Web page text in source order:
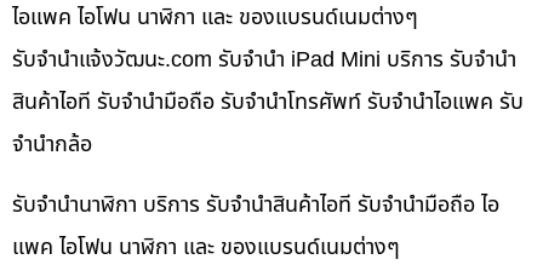
ไอแพค ไอโฟน นาฬิกา และ ของแบรนด์เนมต่างๆ
รับจํานําแจ้งวัฒนะ.com รับจำนำ iPad Mini บริการ รับจำนำ
สินค้าไอที รับจำนำมือถือ รับจำนำโทรศัพท์ รับจำนำไอแพค รับ
จำนำกล้อ
รับจำนำนาฬิกา บริการ รับจำนำสินค้าไอที รับจำนำมือถือ ไอ
แพค ไอโฟน นาฬิกา และ ของแบรนด์เนมต่างๆ